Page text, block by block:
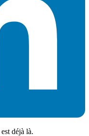
déjà là.